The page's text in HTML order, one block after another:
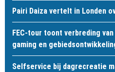
Pairi Daiza vertelt in Londen
FEC-tour toont verbreding
gaming en
Selfservice bij dagrecreatie